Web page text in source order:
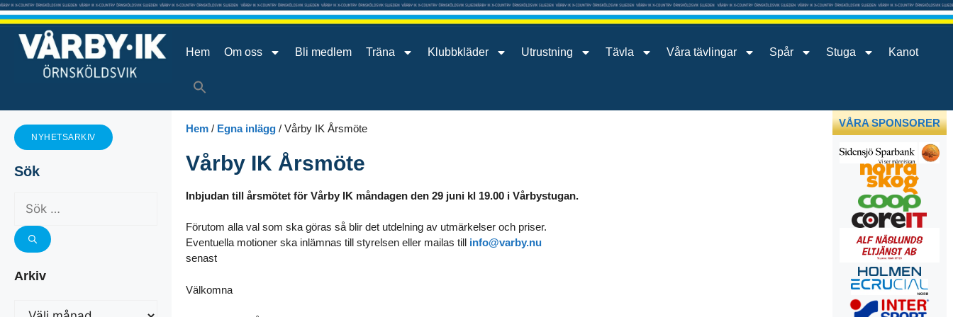
Hem Om oss Bli medlem Träna Klubbkläder Utrustning Tävla Våra tävlingar Spår Stuga Kanot
NYHETSARKIV
Sök
Arkiv
Hem/ Egna inlägg/ Vårby IK Årsmöte
Vårby IK Årsmöte
Inbjudan till årsmötet för Vårby IK måndagen den 29 juni kl 19.00 i Vårbystugan.
Förutom alla val som ska göras så blir det utdelning av utmärkelser och priser.
Eventuella motioner ska inlämnas till styrelsen eller mailas till info@varby.nu
senast
Välkomna
VÅRA SPONSORER